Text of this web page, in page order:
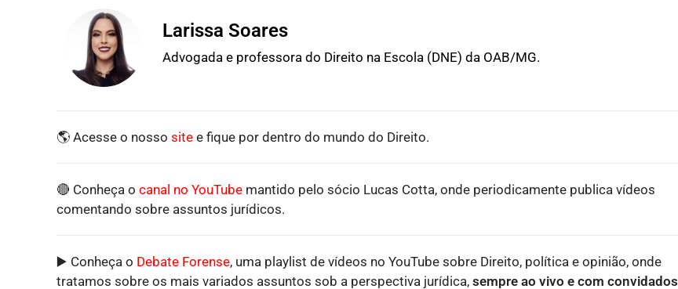
Larissa Soares
Advogada e professora do Direito na Escola (DNE) da OAB/MG.
🌎 Acesse o nosso site e fique por dentro do mundo do Direito.
🔴 Conheça o canal no YouTube mantido pelo sócio Lucas Cotta, onde periodicamente publica vídeos
comentando sobre assuntos jurídicos.
▶️ Conheça o Debate Forense, uma playlist de vídeos no YouTube sobre Direito, política e opinião, onde
tratamos sobre os mais variados assuntos sob a perspectiva jurídica, sempre ao vivo e com convidados